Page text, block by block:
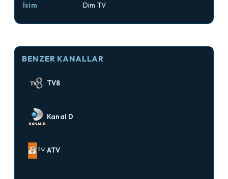
İsim Dim TV
BENZER KANALLAR
TV8
Kanal D
ATV